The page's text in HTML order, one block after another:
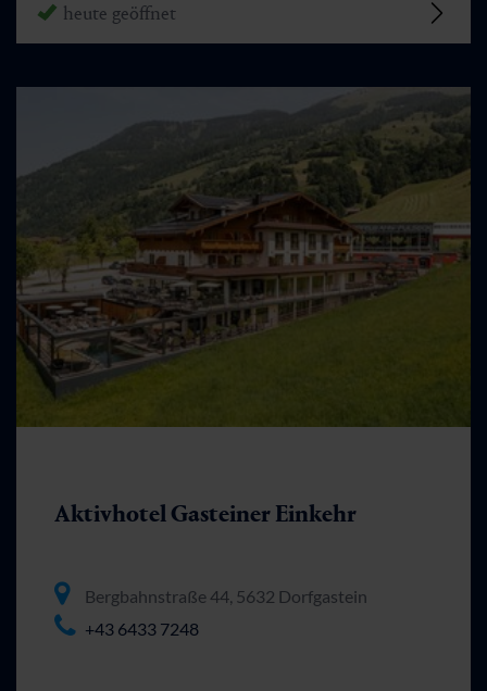
heute geöffnet
Aktivhotel Gasteiner Einkehr
Bergbahnstraße 44, 5632 Dorfgastein
+43 6433 7248